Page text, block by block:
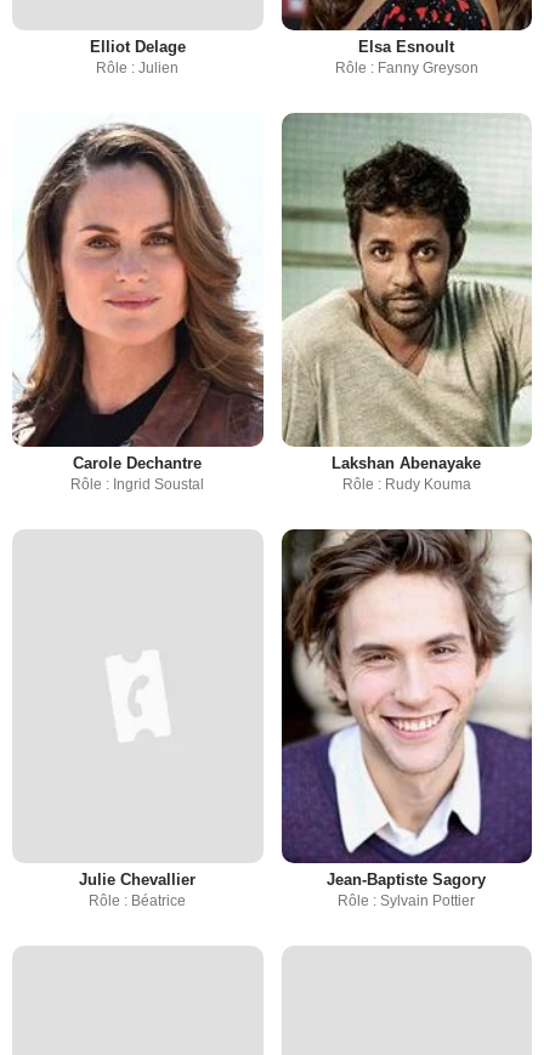
Elliot Delage
Rôle : Julien
Elsa Esnoult
Rôle : Fanny Greyson
Carole Dechantre
Rôle : Ingrid Soustal
Lakshan Abenayake
Rôle : Rudy Kouma
Julie Chevallier
Rôle : Béatrice
Jean-Baptiste Sagory
Rôle : Sylvain Pottier